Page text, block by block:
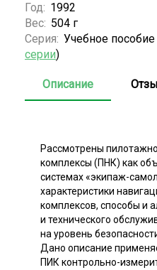
Год: 1992
Вес: 504 г
Серия: Учебное
серии)
Описание
Рассмотрены
комплексы (ПНК) как
системах «экипаж-
характеристики
комплексов, способы и
и технического
на уровень
Дано описание
ПИК контрольно-